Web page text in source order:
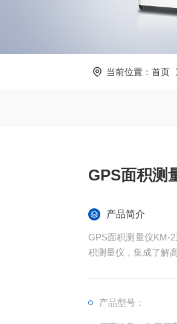
当前位置： 首页
GPS面积测
产品简介
GPS面积测量仪KM-
积测量仪，集成了解
产品型号：